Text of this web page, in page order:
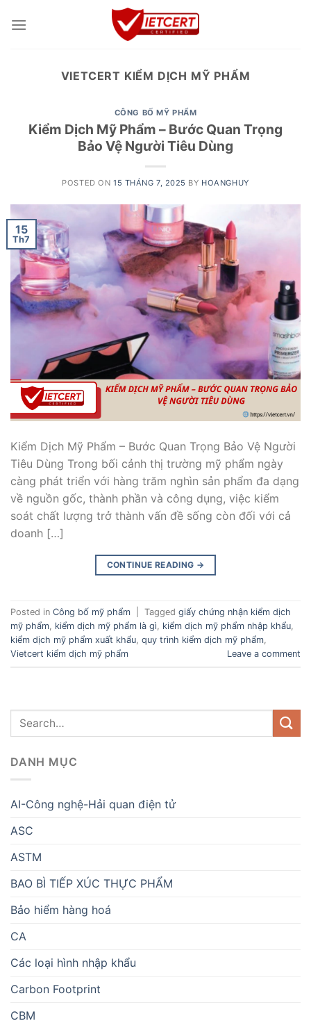
VIETCERT KIỂM DỊCH MỸ PHẨM
CÔNG BỐ MỸ PHẨM
Kiểm Dịch Mỹ Phẩm – Bước Quan Trọng
Bảo Vệ Người Tiêu Dùng
POSTED ON 15 THÁNG 7, 2025 BY HOANGHUY
15
Th7
Kiểm Dịch Mỹ Phẩm – Bước Quan Trọng Bảo Vệ Người
Tiêu Dùng Trong bối cảnh thị trường mỹ phẩm ngày
càng phát triển với hàng trăm nghìn sản phẩm đa dạng
về nguồn gốc, thành phần và công dụng, việc kiểm
soát chất lượng trở thành vấn đề sống còn đối với cả
doanh […]
CONTINUE READING →
Posted in Công bố mỹ phẩm Tagged giấy chứng nhận kiểm dịch
mỹ phẩm, kiểm dịch mỹ phẩm là gì, kiểm dịch mỹ phẩm nhập khẩu,
kiểm dịch mỹ phẩm xuất khẩu, quy trình kiểm dịch mỹ phẩm,
Vietcert kiểm dịch mỹ phẩm
Leave a comment
DANH MỤC
AI-Công nghệ-Hải quan điện tử
ASC
ASTM
BAO BÌ TIẾP XÚC THỰC PHẨM
Bảo hiểm hàng hoá
CA
Các loại hình nhập khẩu
Carbon Footprint
CBM